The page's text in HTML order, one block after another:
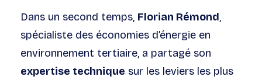
Dans un second temps, Florian Rémond,
spécialiste des économies d’énergie en
environnement tertiaire, a partagé son
expertise technique sur les leviers les plus